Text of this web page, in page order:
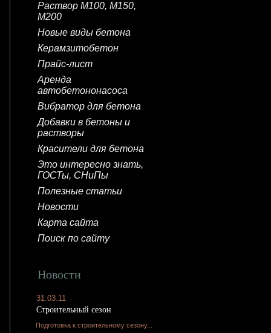
Раствор М100, М150,
М200
Новые виды бетона
Керамзитобетон
Прайс-лист
Аренда
автобетононасоса
Вибратор для бетона
Добавки в бетоны и
растворы
Красители для бетона
Это интересно знать,
ГОСТы, СНиПы
Полезные статьи
Новости
Карта сайта
Поиск по сайту
Новости
31.03.11
Строительный сезон
Подготовка к строительному сезону...